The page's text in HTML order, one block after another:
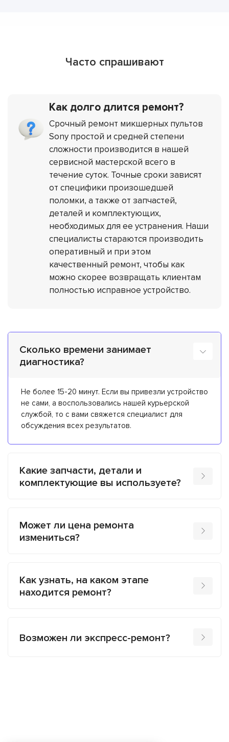
Часто спрашивают
Как долго длится ремонт?
Срочный ремонт микшерных пультов
Sony простой и средней степени
сложности производится в нашей
сервисной мастерской всего в
течение суток. Точные сроки зависят
от специфики произошедшей
поломки, а также от запчастей,
деталей и комплектующих,
необходимых для ее устранения. Наши
специалисты стараются производить
оперативный и при этом
качественный ремонт, чтобы как
можно скорее возвращать клиентам
полностью исправное устройство.
Сколько времени занимает
диагностика?
Не более 15-20 минут. Если вы привезли устройство
не сами, а воспользовались нашей курьерской
службой, то с вами свяжется специалист для
обсуждения всех результатов.
Какие запчасти, детали и
комплектующие вы используете?
Может ли цена ремонта
измениться?
Как узнать, на каком этапе
находится ремонт?
Возможен ли экспресс-ремонт?